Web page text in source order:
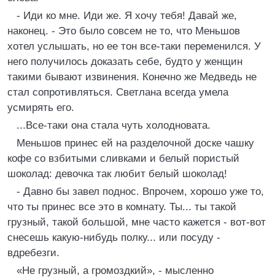
- Иди ко мне. Иди же. Я хочу тебя! Давай же,
наконец. - Это было совсем не то, что Меньшов
хотел услышать, но ее тон все-таки переменился. У
него получилось доказать себе, будто у женщин
такими бывают извинения. Конечно же Медведь не
стал сопротивляться. Светлана всегда умела
усмирять его.
...Все-таки она стала чуть холодновата.
Меньшов принес ей на разделочной доске чашку
кофе со взбитыми сливками и белый пористый
шоколад: девочка так любит белый шоколад!
- Давно бы завел поднос. Впрочем, хорошо уже то,
что ты принес все это в комнату. Ты... ты такой
грузный, такой большой, мне часто кажется - вот-вот
снесешь какую-нибудь полку... или посуду -
вдребезги.
«Не грузный, а громоздкий», - мысленно